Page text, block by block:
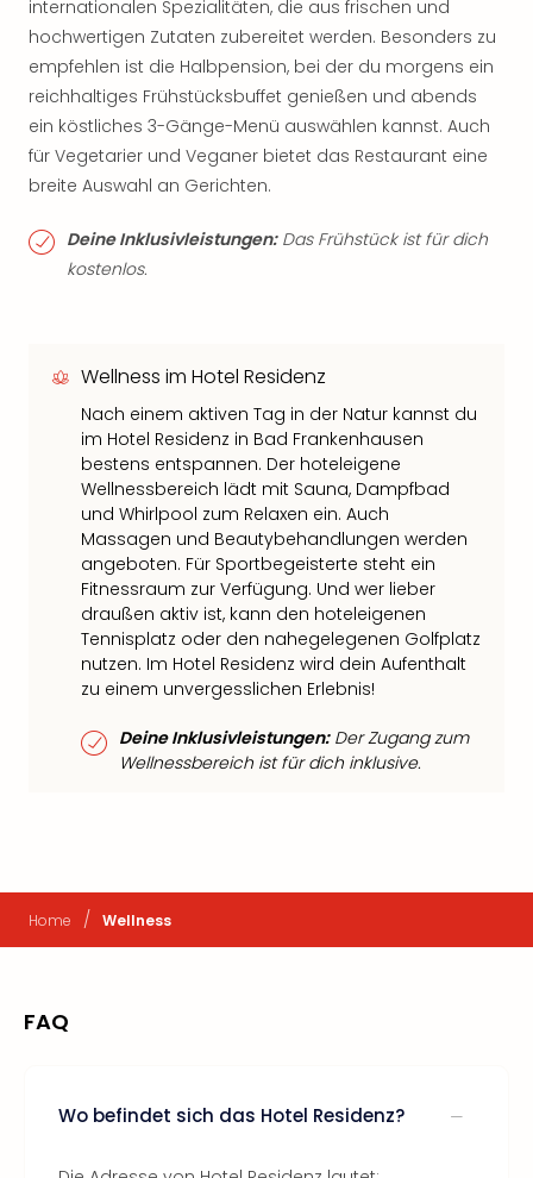
internationalen Spezialitäten, die aus frischen und
hochwertigen Zutaten zubereitet werden. Besonders zu
empfehlen ist die Halbpension, bei der du morgens ein
reichhaltiges Frühstücksbuffet genießen und abends
ein köstliches 3-Gänge-Menü auswählen kannst. Auch
für Vegetarier und Veganer bietet das Restaurant eine
breite Auswahl an Gerichten.
Deine Inklusivleistungen:Das Frühstück ist für dich
kostenlos.
Wellness im Hotel Residenz
Nach einem aktiven Tag in der Natur kannst du
im Hotel Residenz in Bad Frankenhausen
bestens entspannen. Der hoteleigene
Wellnessbereich lädt mit Sauna, Dampfbad
und Whirlpool zum Relaxen ein. Auch
Massagen und Beautybehandlungen werden
angeboten. Für Sportbegeisterte steht ein
Fitnessraum zur Verfügung. Und wer lieber
draußen aktiv ist, kann den hoteleigenen
Tennisplatz oder den nahegelegenen Golfplatz
nutzen. Im Hotel Residenz wird dein Aufenthalt
zu einem unvergesslichen Erlebnis!
Deine Inklusivleistungen:Der Zugang zum
Wellnessbereich ist für dich inklusive.
Home / Wellness
FAQ
Wo befindet sich das Hotel Residenz?